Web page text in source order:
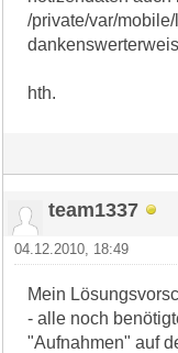
/private/var/
hth.
team1337
04.12.2010, 18:49
Mein
- alle noch
"Aufnahmen" auf